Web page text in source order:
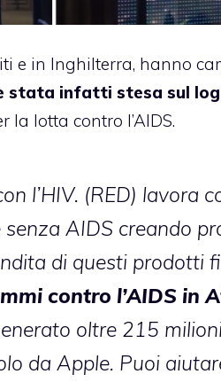
e in Inghilterra, hanno
stata infatti stesa sul
lotta contro l’AIDS.
l’HIV. (RED) lavora
AIDS creando
di questi prodotti
contro l’AIDS in
oltre 215
da Apple. Puoi